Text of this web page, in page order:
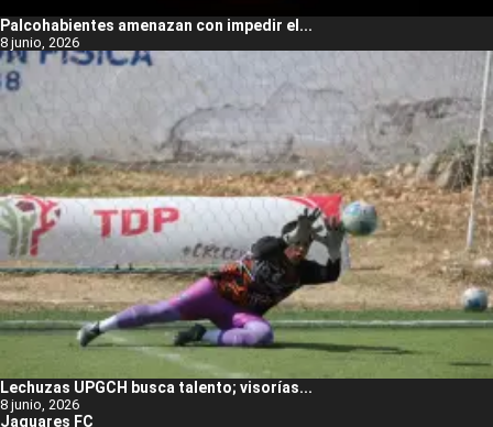
Palcohabientes amenazan con impedir el...
8 junio, 2026
Lechuzas UPGCH busca talento; visorías...
8 junio, 2026
Jaguares FC